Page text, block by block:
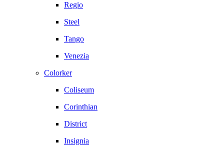
Regio
Steel
Tango
Venezia
Colorker
Coliseum
Corinthian
District
Insignia